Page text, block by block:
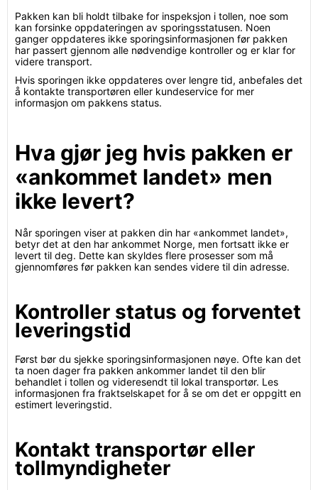
Pakken kan bli holdt tilbake for inspeksjon i tollen, noe som
kan forsinke oppdateringen av sporingsstatusen. Noen
ganger oppdateres ikke sporingsinformasjonen før pakken
har passert gjennom alle nødvendige kontroller og er klar for
videre transport.
Hvis sporingen ikke oppdateres over lengre tid, anbefales det
å kontakte transportøren eller kundeservice for mer
informasjon om pakkens status.
Hva gjør jeg hvis pakken er
«ankommet landet» men
ikke levert?
Når sporingen viser at pakken din har «ankommet landet»,
betyr det at den har ankommet Norge, men fortsatt ikke er
levert til deg. Dette kan skyldes flere prosesser som må
gjennomføres før pakken kan sendes videre til din adresse.
Kontroller status og forventet
leveringstid
Først bør du sjekke sporingsinformasjonen nøye. Ofte kan det
ta noen dager fra pakken ankommer landet til den blir
behandlet i tollen og videresendt til lokal transportør. Les
informasjonen fra fraktselskapet for å se om det er oppgitt en
estimert leveringstid.
Kontakt transportør eller
tollmyndigheter